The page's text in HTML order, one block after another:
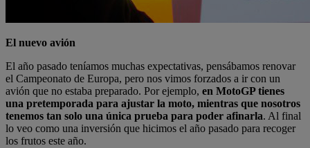
El nuevo avión
El año pasado teníamos muchas expectativas, pensábamos renovar
el Campeonato de Europa, pero nos vimos forzados a ir con un
avión que no estaba preparado. Por ejemplo, en MotoGP tienes
una pretemporada para ajustar la moto, mientras que nosotros
tenemos tan solo una única prueba para poder afinarla. Al final
lo veo como una inversión que hicimos el año pasado para recoger
los frutos este año.